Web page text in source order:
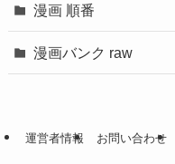
漫画 順番
漫画バンク raw
運営者情報 お問い合わせ